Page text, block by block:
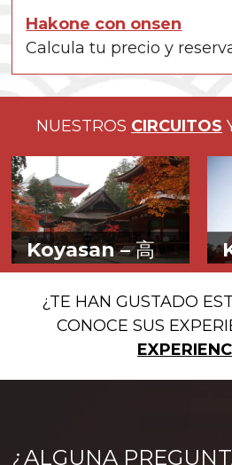
Hakone con onsen
Calcula tu precio y
NUESTROS CIRCUITOS
Koyasan –高
野山
Budismo entre
montañas
¿TE HAN GUSTADO
CONOCE SUS
¿ALGUNA